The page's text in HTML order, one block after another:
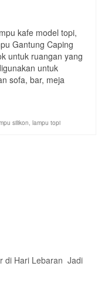
kafe model topi,
Gantung Caping
untuk ruangan yang
untuk
sofa, bar, meja
silikon, lampu topi
di Hari Lebaran Jadi